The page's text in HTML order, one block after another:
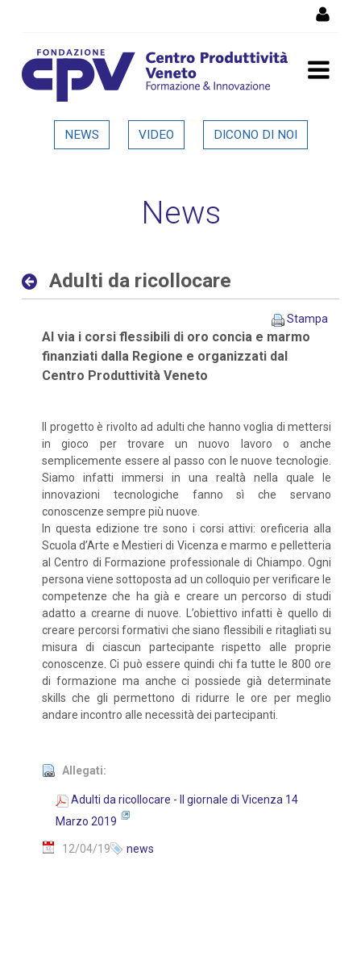
Adulti da ricollocare -
NEWS VIDEO DICONO DI NOI
News
Adulti da ricollocare
Stampa
Al via i corsi flessibili di oro concia e marmo
finanziati dalla Regione e organizzati dal
Centro Produttività Veneto
Il progetto è rivolto ad adulti che hanno voglia di mettersi
in gioco per trovare un nuovo lavoro o anche
semplicemente essere al passo con le nuove tecnologie.
Siamo infatti immersi in una realtà nella quale le
innovazioni tecnologiche fanno sì che servano
conoscenze sempre più nuove.
In questa edizione tre sono i corsi attivi: oreficeria alla
Scuola d’Arte e Mestieri di Vicenza e marmo e pelletteria
al Centro di Formazione professionale di Chiampo. Ogni
persona viene sottoposta ad un colloquio per verificare le
competenze che ha già e creare un percorso di studi
adatto a crearne di nuove. L’obiettivo infatti è quello di
creare percorsi formativi che siano flessibili e ritagliati su
misura di ciascun partecipante rispetto alle proprie
conoscenze. Ci può essere quindi chi fa tutte le 800 ore
di formazione ma anche ci possiede già determinate
skills che gli permettono di ridurre le ore per meglio
andare incontro alle necessità dei partecipanti.
Allegati:
Adulti da ricollocare - Il giornale di Vicenza 14
Marzo 2019
12/04/19 news